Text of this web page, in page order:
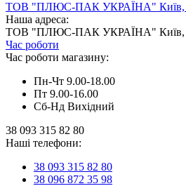
ТОВ "ПЛЮС-ПАК УКРАЇНА" Київ,
Наша адреса:
ТОВ "ПЛЮС-ПАК УКРАЇНА" Київ,
Час роботи
Час роботи магазину:
Пн-Чт 9.00-18.00
Пт 9.00-16.00
Сб-Нд Вихідний
38 093 315 82 80
Наші телефони:
38 093 315 82 80
38 096 872 35 98